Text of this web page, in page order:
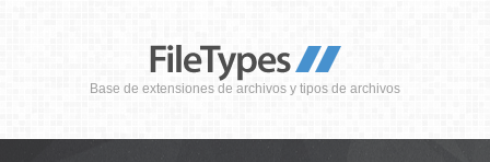
Base de extensiones de archivos y tipos de archivos